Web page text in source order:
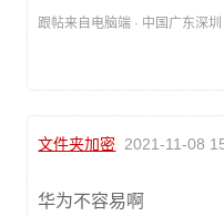
跟帖来自电脑端 · 中国广东深圳
文件夹加密 2021-11-08
华为不容易啊